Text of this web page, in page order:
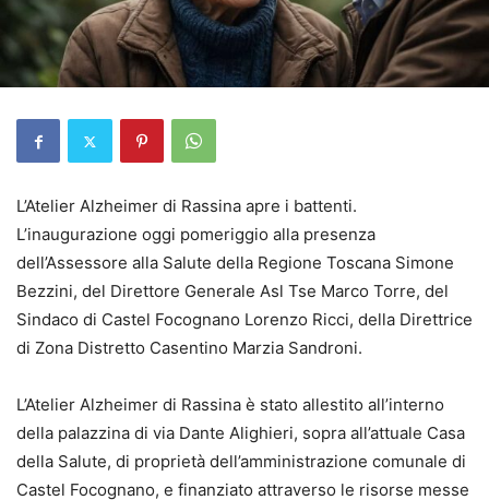
L’Atelier Alzheimer di Rassina apre i battenti.
L’inaugurazione oggi pomeriggio alla presenza
dell’Assessore alla Salute della Regione Toscana Simone
Bezzini, del Direttore Generale Asl Tse Marco Torre, del
Sindaco di Castel Focognano Lorenzo Ricci, della Direttrice
di Zona Distretto Casentino Marzia Sandroni.
L’Atelier Alzheimer di Rassina è stato allestito all’interno
della palazzina di via Dante Alighieri, sopra all’attuale Casa
della Salute, di proprietà dell’amministrazione comunale di
Castel Focognano, e finanziato attraverso le risorse messe